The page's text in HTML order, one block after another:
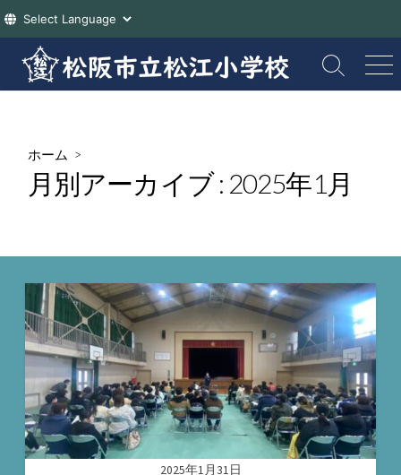
テ
検
索
メ
ニ
ホーム >
月別アーカイブ : 2025年1月
2025年1月31日